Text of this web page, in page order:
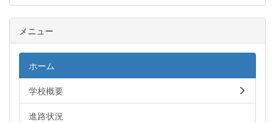
メニュー
ホーム
学校概要
進路状況